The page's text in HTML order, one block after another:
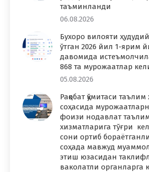
таъминланди
06.08.2026
Бухоро вилояти
ўтган 2026 йил 1-ярим
давомида
868 та мурожаатлар
05.08.2026
Рақобат қўмитаси
соҳасида
фоизи нодавлат
хизматларига тўғри
сони ортиб
соҳада мавжуд
этиш юзасидан
ваколатли органларга